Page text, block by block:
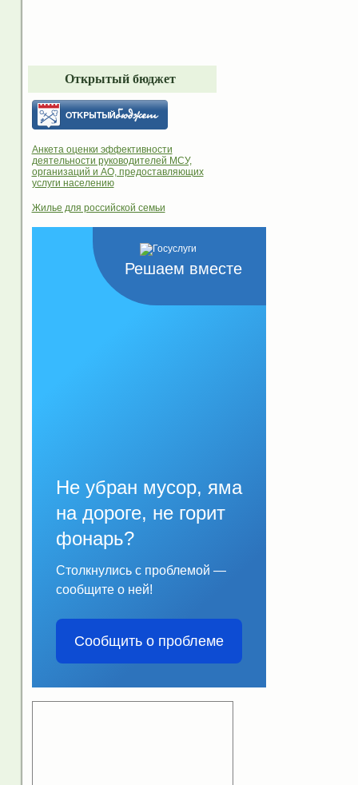
Открытый бюджет
Анкета оценки эффективности
деятельности руководителей МСУ,
организаций и АО, предоставляющих
услуги населению
Жилье для российской семьи
Решаем вместе
Не убран мусор, яма
на дороге, не горит
фонарь?
Столкнулись с проблемой —
сообщите о ней!
Сообщить о проблеме